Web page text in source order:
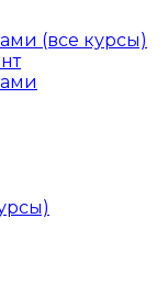
(все курсы)